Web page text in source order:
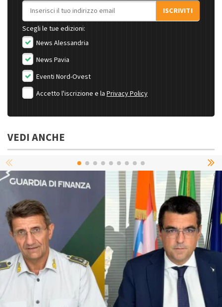
Indirizzo email
ISCRIVITI
Scegli le tue edizioni:
News Alessandria
News Pavia
Eventi Nord-Ovest
Accetto l'iscrizione e la Privacy Policy
VEDI ANCHE